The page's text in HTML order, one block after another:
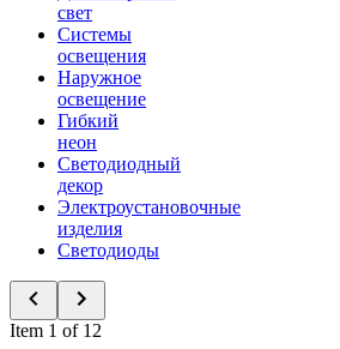
свет
Системы
освещения
Наружное
освещение
Гибкий
неон
Светодиодный
декор
Электроустановочные
изделия
Светодиоды
Item 1 of 12